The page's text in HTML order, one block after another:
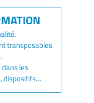
transposables
les
dispositifs…